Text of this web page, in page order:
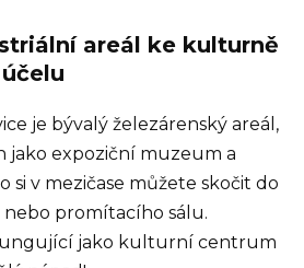
areál ke kulturně
je bývalý železárenský areál,
jako expoziční muzeum a
v mezičase můžete skočit do
nebo promítacího sálu.
jako kulturní centrum